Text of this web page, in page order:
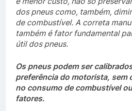
dos pneus como, também,
de combustível. A correta
também é fator fundamental
útil dos pneus.
Os pneus podem ser
preferência do motorista, sem
no consumo de combustível
fatores.